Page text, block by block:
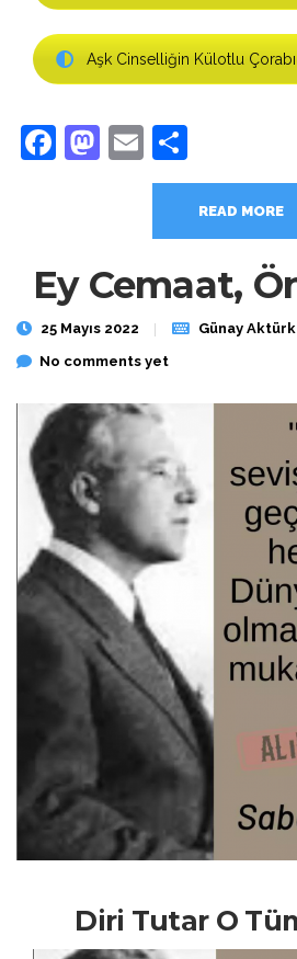
Aşk Cinselliğin Külotlu
Facebook
Mastodon
Email
READ MORE
Ey Cemaat,
25 Mayıs 2022
Günay Aktürk
No comments yet
Diri Tutar O